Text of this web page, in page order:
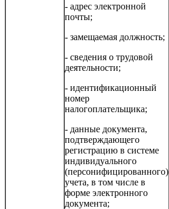
- адрес электронной
почты;
- замещаемая должность;
- сведения о трудовой
деятельности;
- идентификационный
номер
налогоплательщика;
- данные документа,
подтверждающего
регистрацию в системе
индивидуального
(персонифицированного)
учета, в том числе в
форме электронного
документа;